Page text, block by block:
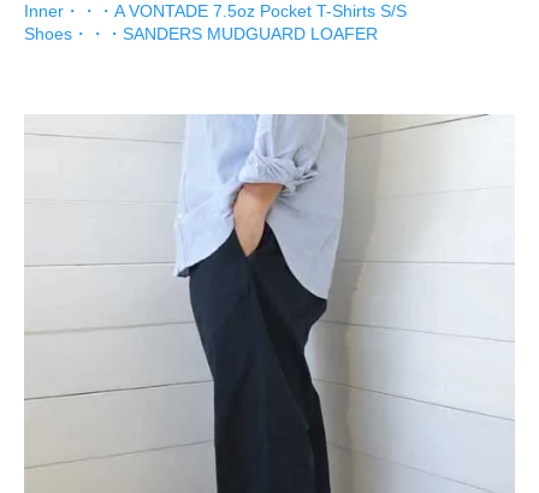
Inner・・・A VONTADE 7.5oz Pocket T-Shirts S/S
Shoes・・・SANDERS MUDGUARD LOAFER